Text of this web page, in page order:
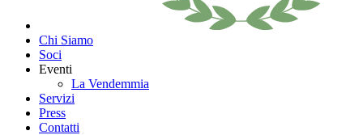
Chi Siamo
Soci
Eventi
La Vendemmia
Servizi
Press
Contatti